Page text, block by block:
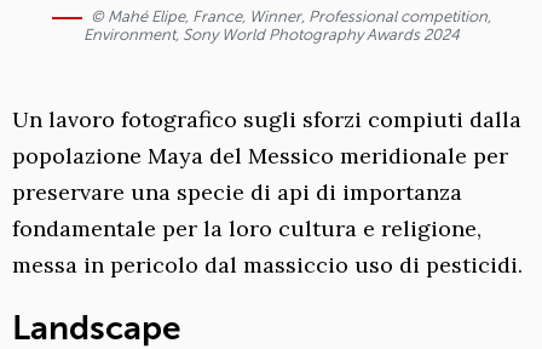
© Mahé Elipe, France, Winner, Professional competition,
Environment, Sony World Photography Awards 2024
Un lavoro fotografico sugli sforzi compiuti dalla
popolazione Maya del Messico meridionale per
preservare una specie di api di importanza
fondamentale per la loro cultura e religione,
messa in pericolo dal massiccio uso di pesticidi.
Landscape